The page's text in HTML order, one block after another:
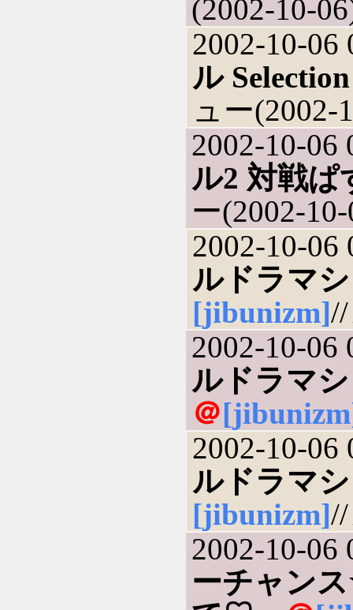
(2002-10-
2002-10-06
ル
ュー(2002-
2002-10-06
ル2 対戦ぱ
ー(2002-
2002-10-06
ルドラマ
[jibunizm]
2002-10-06
ルドラマ
＠
2002-10-06
ルドラマ
[jibunizm]
2002-10-06
ーチャン